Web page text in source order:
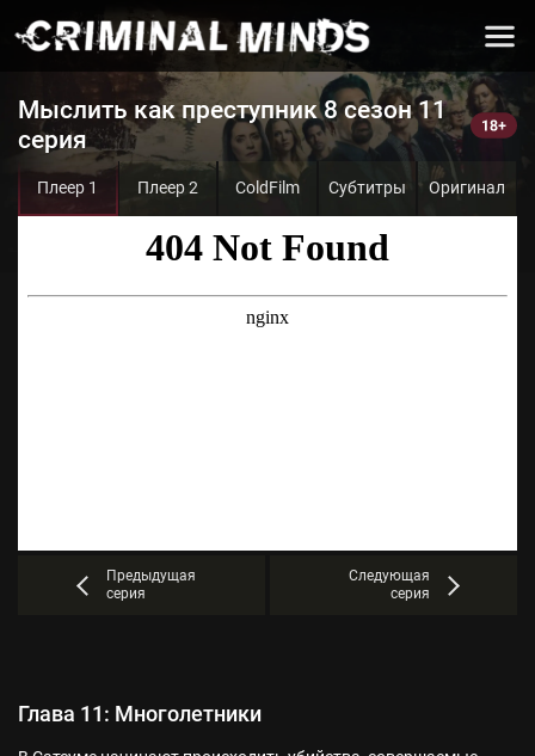
Мыслить как преступник 8 сезон 11
серия
Плеер 1 Плеер 2 ColdFilm Субтитры Оригинал
Предыдущая
серия
Следующая
серия
Глава 11: Многолетники